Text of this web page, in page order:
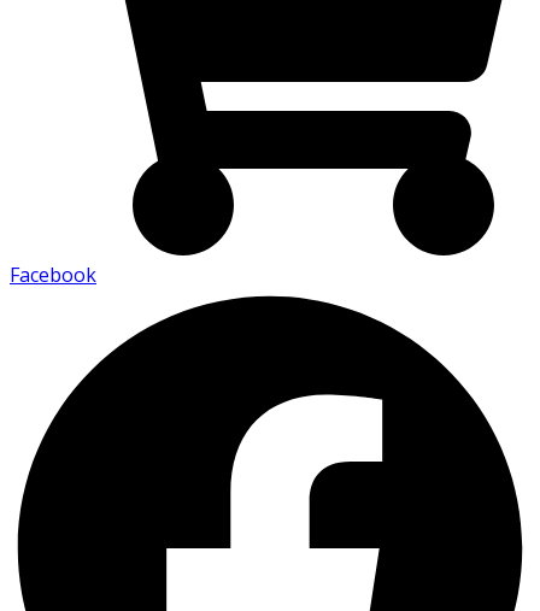
Facebook